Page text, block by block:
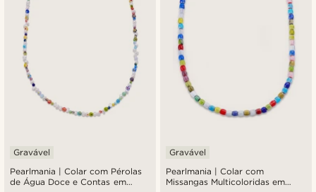
Pearlmania | Colar com Pérolas
de Água Doce e Contas em
Gravável
Pearlmania | Colar com
Missangas Multicoloridas em
Gravável